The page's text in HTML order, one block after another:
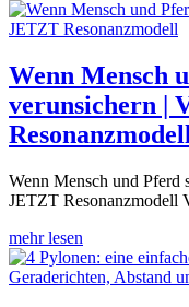
Wenn Mensch
verunsichern |
Resonanzmodell
Wenn Mensch und Pferd
JETZT Resonanzmodell
mehr lesen